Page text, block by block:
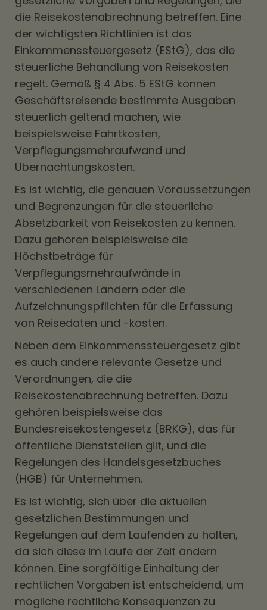
die Reisekostenabrechnung betreffen. Eine
der wichtigsten Richtlinien ist das
Einkommenssteuergesetz (EStG), das die
steuerliche Behandlung von Reisekosten
regelt. Gemäß § 4 Abs. 5 EStG können
Geschäftsreisende bestimmte Ausgaben
steuerlich geltend machen, wie
beispielsweise Fahrtkosten,
Verpflegungsmehraufwand und
Übernachtungskosten.
Es ist wichtig, die genauen Voraussetzungen
und Begrenzungen für die steuerliche
Absetzbarkeit von Reisekosten zu kennen.
Dazu gehören beispielsweise die
Höchstbeträge für
Verpflegungsmehraufwände in
verschiedenen Ländern oder die
Aufzeichnungspflichten für die Erfassung
von Reisedaten und -kosten.
Neben dem Einkommenssteuergesetz gibt
es auch andere relevante Gesetze und
Verordnungen, die die
Reisekostenabrechnung betreffen. Dazu
gehören beispielsweise das
Bundesreisekostengesetz (BRKG), das für
öffentliche Dienststellen gilt, und die
Regelungen des Handelsgesetzbuches
(HGB) für Unternehmen.
Es ist wichtig, sich über die aktuellen
gesetzlichen Bestimmungen und
Regelungen auf dem Laufenden zu halten,
da sich diese im Laufe der Zeit ändern
können. Eine sorgfältige Einhaltung der
rechtlichen Vorgaben ist entscheidend, um
mögliche rechtliche Konsequenzen zu